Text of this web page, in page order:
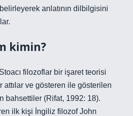
anlatının dilbilgisini
kimin?
filozoflar bir işaret teorisi
attılar ve gösteren ile gösterilen
bahsettiler (Rifat, 1992: 18).
ilk kişi İngiliz filozof John